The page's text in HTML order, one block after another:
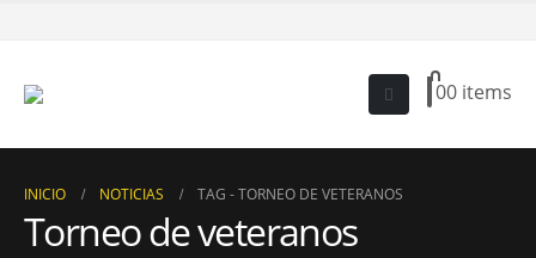
00 items
INICIO NOTICIAS TAG -TORNEO DE VETERANOS
Torneo de veteranos